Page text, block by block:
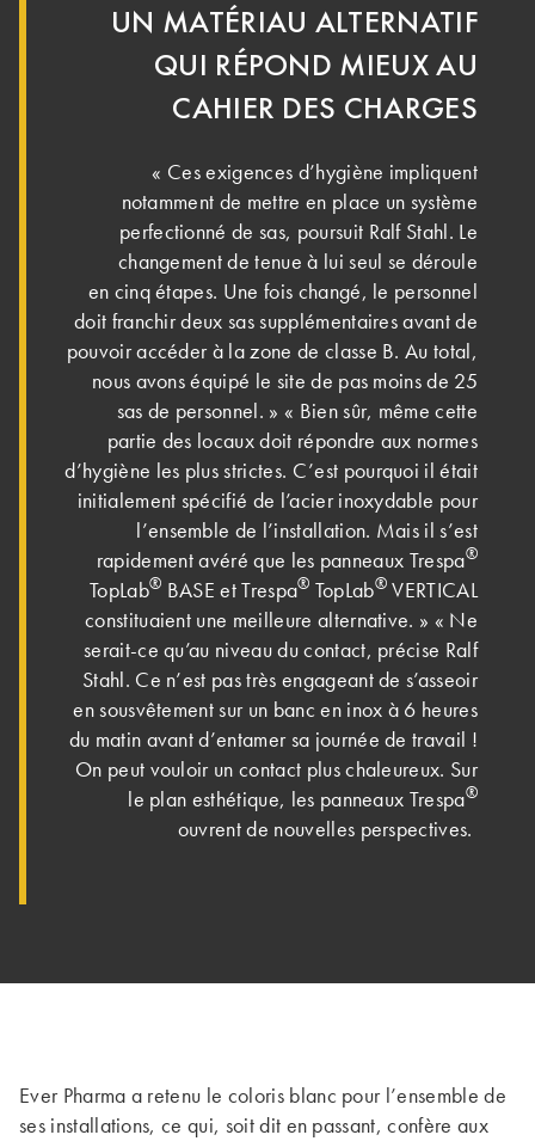
UN MATÉRIAU ALTERNATIF
QUI RÉPOND MIEUX AU
CAHIER DES CHARGES
« Ces exigences d’hygiène impliquent
notamment de mettre en place un système
perfectionné de sas, poursuit Ralf Stahl. Le
changement de tenue à lui seul se déroule
en cinq étapes. Une fois changé, le personnel
doit franchir deux sas supplémentaires avant de
pouvoir accéder à la zone de classe B. Au total,
nous avons équipé le site de pas moins de 25
sas de personnel. » « Bien sûr, même cette
partie des locaux doit répondre aux normes
d’hygiène les plus strictes. C’est pourquoi il était
initialement spécifié de l’acier inoxydable pour
l’ensemble de l’installation. Mais il s’est
rapidement avéré que les panneaux Trespa®
TopLab® BASE et Trespa® TopLab® VERTICAL
constituaient une meilleure alternative. » « Ne
serait-ce qu’au niveau du contact, précise Ralf
Stahl. Ce n’est pas très engageant de s’asseoir
en sousvêtement sur un banc en inox à 6 heures
du matin avant d’entamer sa journée de travail !
On peut vouloir un contact plus chaleureux. Sur
le plan esthétique, les panneaux Trespa®
ouvrent de nouvelles perspectives.
Ever Pharma a retenu le coloris blanc pour l’ensemble de
ses installations, ce qui, soit dit en passant, confère aux